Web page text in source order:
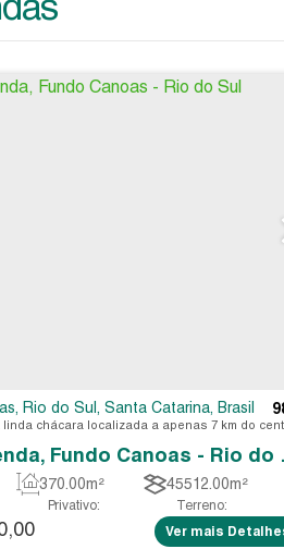
, Rio do Sul , Santa Catarina, Brasil
Privativo:
370 .00m²
Terreno:
45512 .00m²
Ver mais